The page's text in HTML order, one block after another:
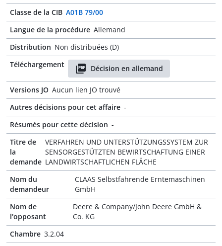
Classe de la CIB A01B 79/00
Langue de la procédure Allemand
Distribution Non distribuées (D)
Téléchargement
Décision en allemand
Versions JO Aucun lien JO trouvé
Autres décisions pour cet affaire -
Résumés pour cette décision -
Titre de
la
demande
VERFAHREN UND UNTERSTÜTZUNGSSYSTEM ZUR
SENSORGESTÜTZTEN BEWIRTSCHAFTUNG EINER
LANDWIRTSCHAFTLICHEN FLÄCHE
Nom du
demandeur
CLAAS Selbstfahrende Erntemaschinen
GmbH
Nom de
l'opposant
Deere & Company/John Deere GmbH &
Co. KG
Chambre 3.2.04